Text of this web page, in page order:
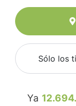
Sólo los
Ya